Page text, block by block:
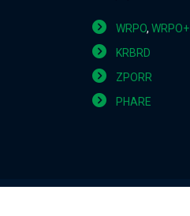
WRPO, WRPO+
KRBRD
ZPORR
PHARE